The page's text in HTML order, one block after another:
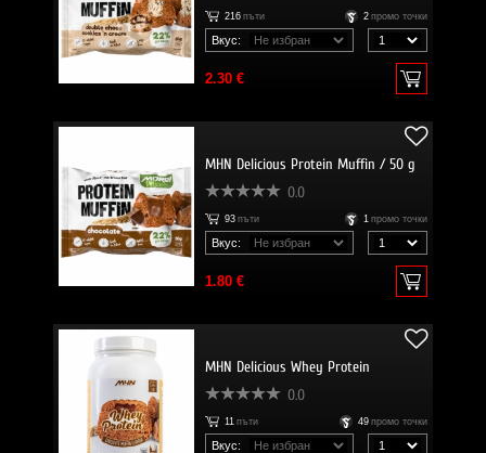
216 пъти 2 промо точки
Вкус:
2.30 €
MHN Delicious Protein Muffin / 50 g
0.0
93 пъти 1 промо точки
Вкус:
1.80 €
MHN Delicious Whey Protein
0.0
11 пъти 49 промо точки
Вкус: